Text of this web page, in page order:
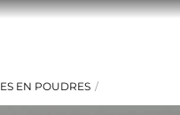
EN POUDRES